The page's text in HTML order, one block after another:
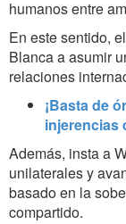
humanos entre
En este sentido,
Blanca a asumir
relaciones
¡Basta de
injerencias
Además, insta a
unilaterales y
basado en la
compartido.